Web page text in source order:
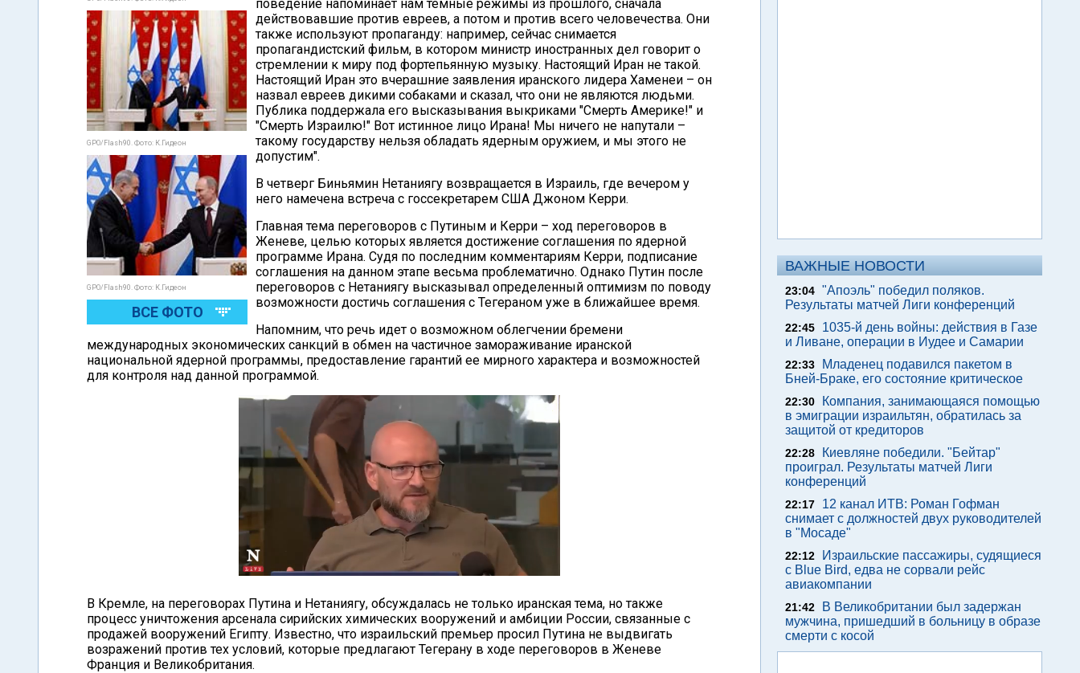
GPO/Flash90. Фото: К.Гидеон
GPO/Flash90. Фото: К.Гидеон
ВСЕ ФОТО
поведение напоминает нам темные режимы из прошлого, сначала
действовавшие против евреев, а потом и против всего человечества. Они
также используют пропаганду: например, сейчас снимается
пропагандистский фильм, в котором министр иностранных дел говорит о
стремлении к миру под фортепьянную музыку. Настоящий Иран не такой.
Настоящий Иран это вчерашние заявления иранского лидера Хаменеи – он
назвал евреев дикими собаками и сказал, что они не являются людьми.
Публика поддержала его высказывания выкриками "Смерть Америке!" и
"Смерть Израилю!" Вот истинное лицо Ирана! Мы ничего не напутали –
такому государству нельзя обладать ядерным оружием, и мы этого не
допустим".
В четверг Биньямин Нетаниягу возвращается в Израиль, где вечером у
него намечена встреча с госсекретарем США Джоном Керри.
Главная тема переговоров с Путиным и Керри – ход переговоров в
Женеве, целью которых является достижение соглашения по ядерной
программе Ирана. Судя по последним комментариям Керри, подписание
соглашения на данном этапе весьма проблематично. Однако Путин после
переговоров с Нетаниягу высказывал определенный оптимизм по поводу
возможности достичь соглашения с Тегераном уже в ближайшее время.
Напомним, что речь идет о возможном облегчении бремени
международных экономических санкций в обмен на частичное замораживание иранской
национальной ядерной программы, предоставление гарантий ее мирного характера и возможностей
для контроля над данной программой.
В Кремле, на переговорах Путина и Нетаниягу, обсуждалась не только иранская тема, но также
процесс уничтожения арсенала сирийских химических вооружений и амбиции России, связанные с
продажей вооружений Египту. Известно, что израильский премьер просил Путина не выдвигать
возражений против тех условий, которые предлагают Тегерану в ходе переговоров в Женеве
Франция и Великобритания.
ВАЖНЫЕ НОВОСТИ
23:04 "Апоэль" победил поляков.
Результаты матчей Лиги конференций
22:45
1035-й день войны: действия в Газе
и Ливане, операции в Иудее и Самарии
22:33
Младенец подавился пакетом в
Бней-Браке, его состояние критическое
22:30
Компания, занимающаяся помощью
в эмиграции израильтян, обратилась за
защитой от кредиторов
22:28
Киевляне победили. "Бейтар"
проиграл. Результаты матчей Лиги
конференций
22:17
12 канал ИТВ: Роман Гофман
снимает с должностей двух руководителей
в "Мосаде"
22:12
Израильские пассажиры, судящиеся
с Blue Bird, едва не сорвали рейс
авиакомпании
21:42
В Великобритании был задержан
мужчина, пришедший в больницу в образе
смерти с косой